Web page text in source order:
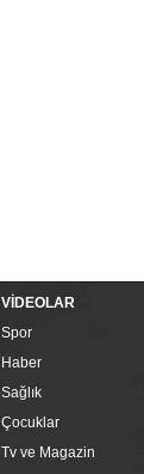
VİDEOLAR
Spor
Haber
Sağlık
Çocuklar
Tv ve Magazin